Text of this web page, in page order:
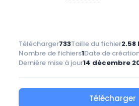
Télécharger733Taille du fichier2.58
Nombre de fichiers1Date de
Dernière mise à jour14 décembre
Télécharger